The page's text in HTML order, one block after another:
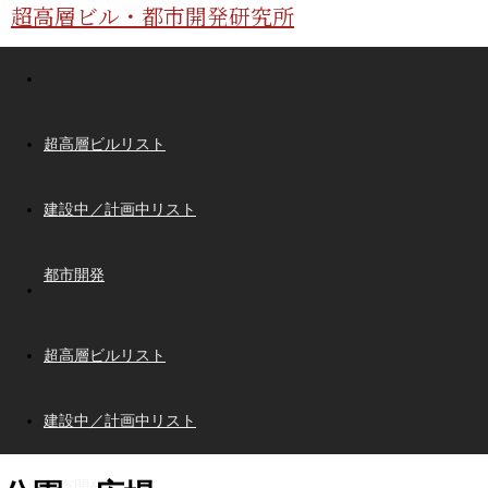
超高層ビル・都市開発研究所
超高層ビルリスト
建設中／計画中リスト
都市開発
超高層ビルリスト
建設中／計画中リスト